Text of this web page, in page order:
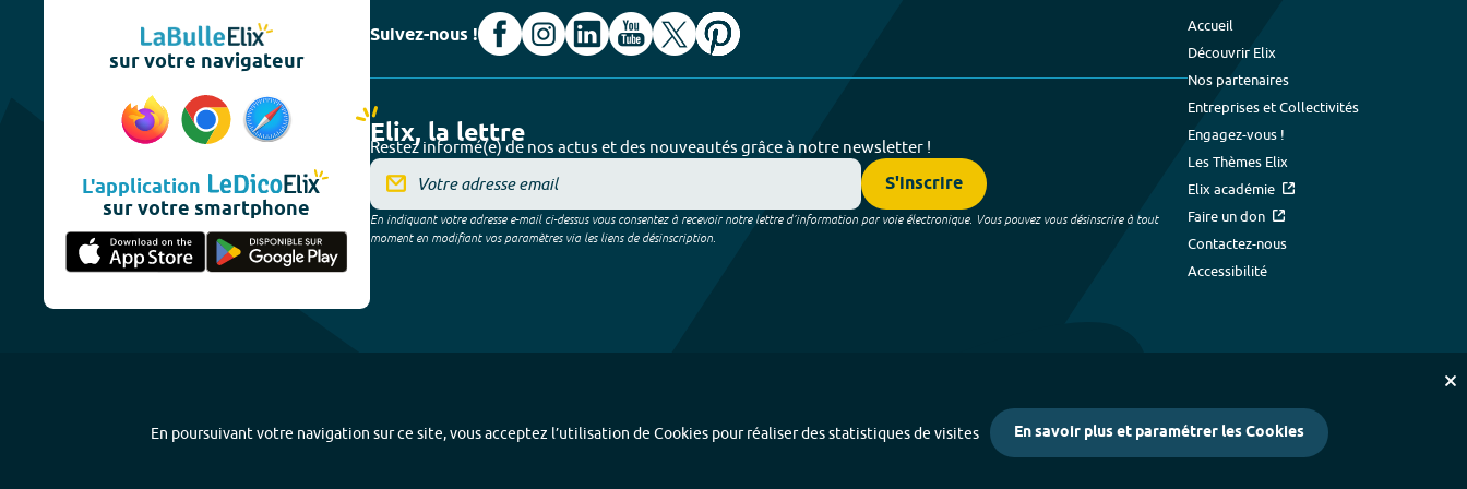
sur votre navigateur
L'application
sur votre smartphone
Suivez-nous !
Elix, la lettre
Restez informé(e) de nos actus et des nouveautés grâce à notre newsletter !
S'inscrire
En indiquant votre adresse e-mail ci-dessus vous consentez à recevoir notre lettre d’information par voie électronique. Vous pouvez vous désinscrire à tout
moment en modifiant vos paramètres via les liens de désinscription.
Accueil
Découvrir Elix
Nos partenaires
Entreprises et Collectivités
Engagez-vous !
Les Thèmes Elix
Elix académie
Faire un don
Contactez-nous
Accessibilité
En poursuivant votre navigation sur ce site, vous acceptez l’utilisation de Cookies pour réaliser des statistiques de visites En savoir plus et paramétrer les Cookies